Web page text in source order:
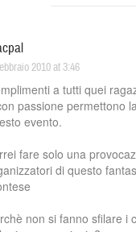
2010 at 3:46
a tutti quei
passione permettono
evento.
fare solo una
di questo
non si fanno sfilare i